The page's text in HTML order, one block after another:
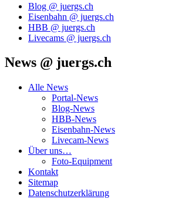
Blog @ juergs.ch
Eisenbahn @ juergs.ch
HBB @ juergs.ch
Livecams @ juergs.ch
News @ juergs.ch
Alle News
Portal-News
Blog-News
HBB-News
Eisenbahn-News
Livecam-News
Über uns…
Foto-Equipment
Kontakt
Sitemap
Datenschutzerklärung